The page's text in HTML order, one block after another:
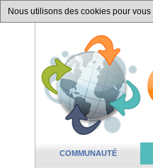
Nous utilisons des cookies pour
COMMUNAUTÉ